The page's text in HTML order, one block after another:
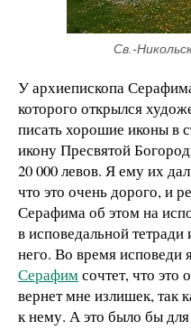
Св.-
У архиепископа
которого открылся
писать хорошие иконы в
икону Пресвятой
20 000 левов. Я ему их
что это очень дорого, и
Серафима об этом на
в исповедальной
него. Во время исповеди
Серафимсочтет, что это
вернет мне излишек, так
к нему. А это было бы